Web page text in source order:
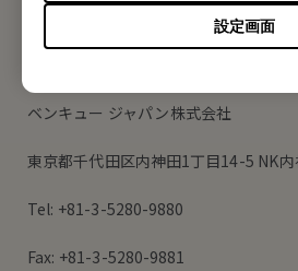
設定画面
ベンキュー ジャパン株式会社
東京都千代田区内神田1丁目14-5 NK
Tel: +81-3-5280-9880
Fax: +81-3-5280-9881